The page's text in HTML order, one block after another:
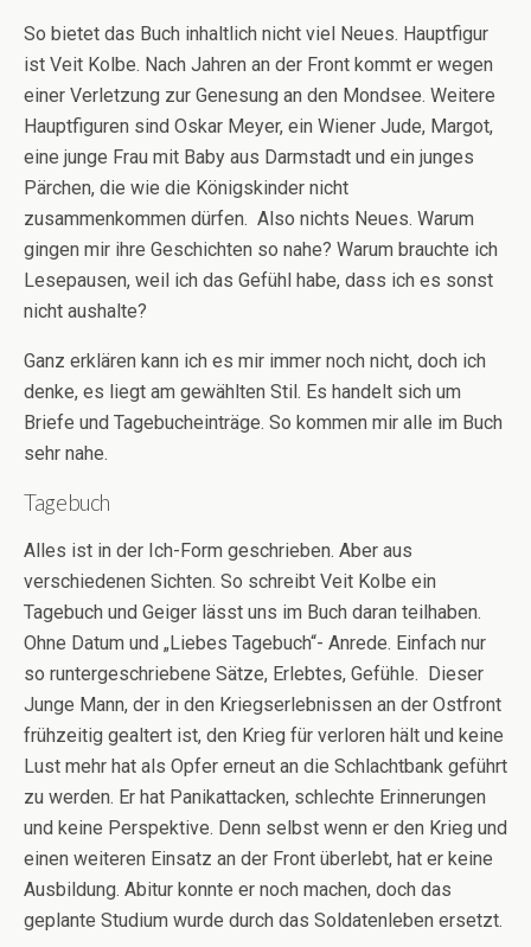
So bietet das Buch inhaltlich nicht viel Neues. Hauptfigur
ist Veit Kolbe. Nach Jahren an der Front kommt er wegen
einer Verletzung zur Genesung an den Mondsee. Weitere
Hauptfiguren sind Oskar Meyer, ein Wiener Jude, Margot,
eine junge Frau mit Baby aus Darmstadt und ein junges
Pärchen, die wie die Königskinder nicht
zusammenkommen dürfen. Also nichts Neues. Warum
gingen mir ihre Geschichten so nahe? Warum brauchte ich
Lesepausen, weil ich das Gefühl habe, dass ich es sonst
nicht aushalte?
Ganz erklären kann ich es mir immer noch nicht, doch ich
denke, es liegt am gewählten Stil. Es handelt sich um
Briefe und Tagebucheinträge. So kommen mir alle im Buch
sehr nahe.
Tagebuch
Alles ist in der Ich-Form geschrieben. Aber aus
verschiedenen Sichten. So schreibt Veit Kolbe ein
Tagebuch und Geiger lässt uns im Buch daran teilhaben.
Ohne Datum und „Liebes Tagebuch“- Anrede. Einfach nur
so runtergeschriebene Sätze, Erlebtes, Gefühle. Dieser
Junge Mann, der in den Kriegserlebnissen an der Ostfront
frühzeitig gealtert ist, den Krieg für verloren hält und keine
Lust mehr hat als Opfer erneut an die Schlachtbank geführt
zu werden. Er hat Panikattacken, schlechte Erinnerungen
und keine Perspektive. Denn selbst wenn er den Krieg und
einen weiteren Einsatz an der Front überlebt, hat er keine
Ausbildung. Abitur konnte er noch machen, doch das
geplante Studium wurde durch das Soldatenleben ersetzt.